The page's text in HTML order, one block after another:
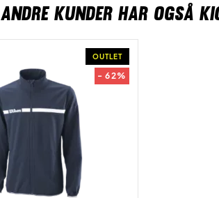
ANDRE KUNDER HAR OGSÅ
OUTLET
- 62%